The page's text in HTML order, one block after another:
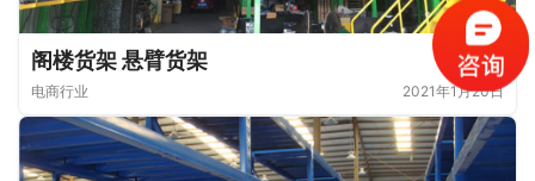
阁楼货架 悬臂货架
电商行业 2021年1月20日